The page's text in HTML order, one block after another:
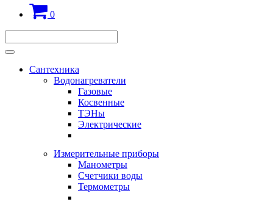
0
Сантехника
Водонагреватели
Газовые
Косвенные
ТЭНы
Электрические
Измерительные приборы
Манометры
Счетчики воды
Термометры